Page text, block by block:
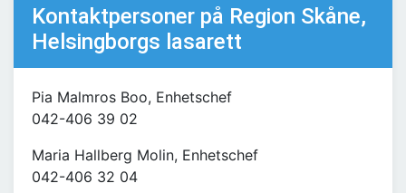
Kontaktpersoner på Region Skåne,
Helsingborgs lasarett
Pia Malmros Boo, Enhetschef
042-406 39 02
Maria Hallberg Molin, Enhetschef
042-406 32 04